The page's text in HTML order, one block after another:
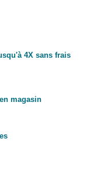
4X sans frais
magasin